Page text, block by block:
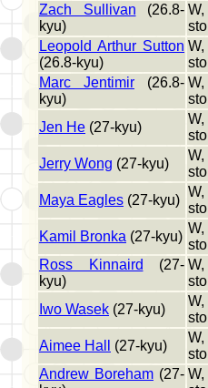
Zach Sullivan (26.8-
kyu)
Leopold Arthur Sutton
(26.8-kyu)
Marc Jentimir (26.8-
kyu)
Jen He (27-kyu)
Jerry Wong (27-kyu)
Maya Eagles (27-kyu)
Kamil Bronka (27-kyu)
Ross Kinnaird (27-
kyu)
Iwo Wasek (27-kyu)
Aimee Hall
(27-kyu)
Andrew Boreham (27-